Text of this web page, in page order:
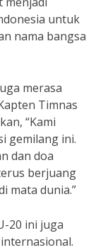
untuk
nama bangsa
merasa
Timnas
“Kami
gemilang ini.
dan doa
berjuang
mata dunia.”
20 ini juga